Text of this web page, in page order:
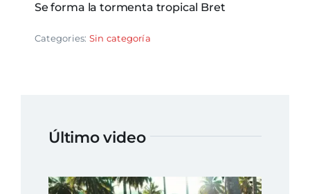
Se forma la tormenta tropical Bret
Categories: Sin categoría
Último video